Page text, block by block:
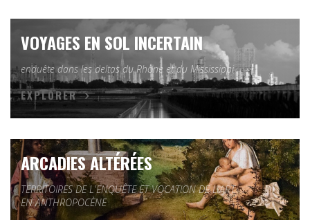
VOYAGES EN SOL INCERTAIN
enquête dans les deltas du Rhône et du Mississippi
EXPLORER
ARCADIES ALTÉRÉES
TERRITOIRES DE L'ENQUÊTE ET VOCATION DE L'ART
EN ANTHROPOCÈNE